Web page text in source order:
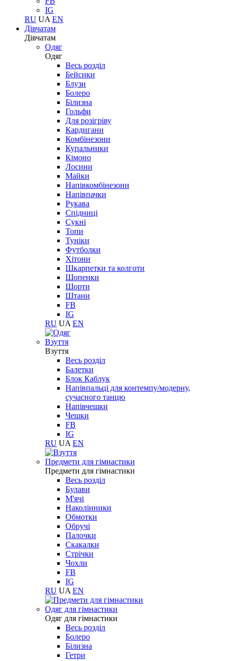
IG
RU UA EN
Дівчатам
Дівчатам
Одяг
Одяг
Весь розділ
Бейсики
Блузи
Болеро
Білизна
Гольфи
Для розігріву
Кардигани
Комбінезони
Купальники
Кімоно
Лосини
Майки
Напівкомбінезони
Напівпачки
Рукава
Спідниці
Сукні
Топи
Туніки
Футболки
Хітони
Шкарпетки та колготи
Шопенки
Шорти
Штани
FB
IG
RU UA EN
Взуття
Взуття
Весь розділ
Балетки
Блок Каблук
Напівпальці для контемпу/модерну,
сучасного танцю
Напівчешки
Чешки
FB
IG
RU UA EN
Предмети для гімнастики
Предмети для гімнастики
Весь розділ
Булави
М'ячі
Наколінники
Обмотки
Обручі
Палочки
Скакалки
Стрічки
Чохли
FB
IG
RU UA EN
Одяг для гімнастики
Одяг для гімнастики
Весь розділ
Болеро
Білизна
Гетри